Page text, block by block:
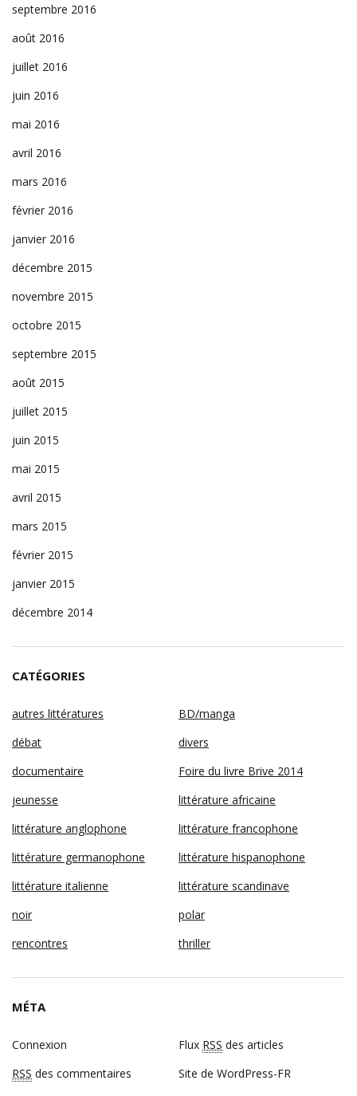
septembre 2016
août 2016
juillet 2016
juin 2016
mai 2016
avril 2016
mars 2016
février 2016
janvier 2016
décembre 2015
novembre 2015
octobre 2015
septembre 2015
août 2015
juillet 2015
juin 2015
mai 2015
avril 2015
mars 2015
février 2015
janvier 2015
décembre 2014
CATÉGORIES
autres littératures
BD/manga
débat
divers
documentaire
Foire du livre Brive 2014
jeunesse
littérature africaine
littérature anglophone
littérature francophone
littérature germanophone
littérature hispanophone
littérature italienne
littérature scandinave
noir
polar
rencontres
thriller
MÉTA
Connexion Flux RSS des articles
RSS des commentaires Site de WordPress-FR